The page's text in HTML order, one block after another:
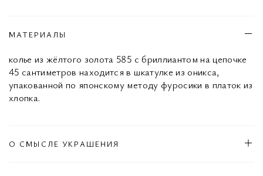
МАТЕРИАЛЫ
колье из жёлтого золота 585 с бриллиантом на цепочке
45 сантиметров находится в шкатулке из оникса,
упакованной по японскому методу фуросики в платок из
хлопка.
О СМЫСЛЕ УКРАШЕНИЯ